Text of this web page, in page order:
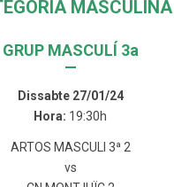
MASCULINA
GRUP MASCULÍ 3a
—
Dissabte 27/01/24
Hora: 19:30h
ARTOS MASCULI 3ª 2
vs